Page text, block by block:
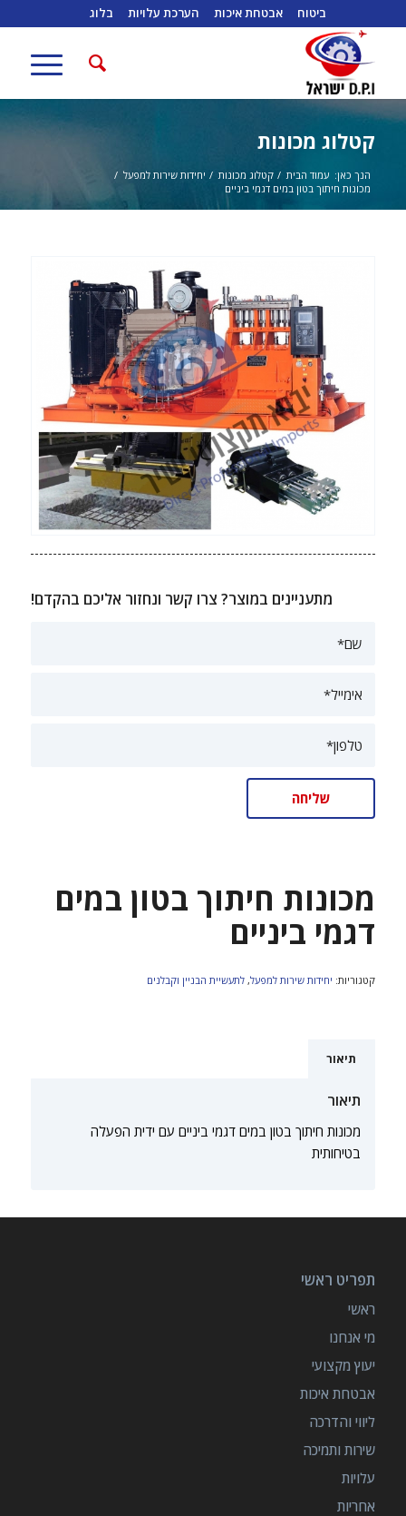
ביטוח אבטחת איכות הערכת עלויות בלוג
קטלוג מכונות
הנך כאן: עמוד הבית / קטלוג מכונות / יחידות שירות למפעל /
מכונות חיתוך בטון במים דגמי ביניים
מתעניינים במוצר? צרו קשר ונחזור אליכם בהקדם!
מכונות חיתוך בטון במים
דגמי ביניים
קטגוריות: יחידות שירות למפעל, לתעשיית הבניין וקבלנים
תיאור
תיאור
מכונות חיתוך בטון במים דגמי ביניים עם ידית הפעלה
בטיחותית
תפריט ראשי
ראשי
מי אנחנו
יעוץ מקצועי
אבטחת איכות
ליווי והדרכה
שירות ותמיכה
עלויות
אחריות